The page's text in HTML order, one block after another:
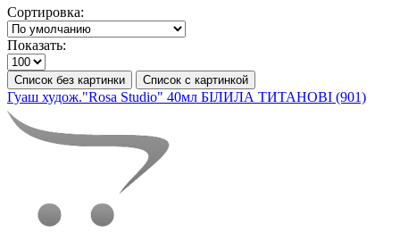
Сортировка:
Показать:
Список без картинки Список с картинкой
Гуаш худож."Rosa Studio" 40мл БІЛИЛА ТИТАНОВІ (901)